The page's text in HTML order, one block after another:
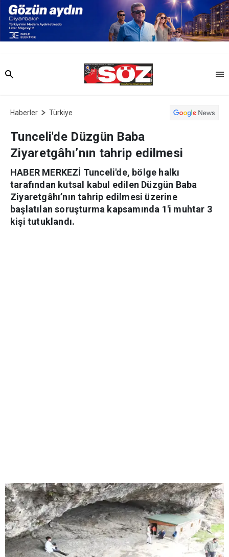
Haberler Türkiye
Tunceli'de Düzgün Baba
Ziyaretgâhı’nın tahrip edilmesi
HABER MERKEZİ Tunceli'de, bölge halkı
tarafından kutsal kabul edilen Düzgün Baba
Ziyaretgâhı’nın tahrip edilmesi üzerine
başlatılan soruşturma kapsamında 1'i muhtar 3
kişi tutuklandı.